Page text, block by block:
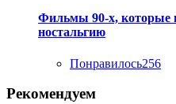
Фильмы 90-х, которые
ностальгию
Понравилось256
Рекомендуем